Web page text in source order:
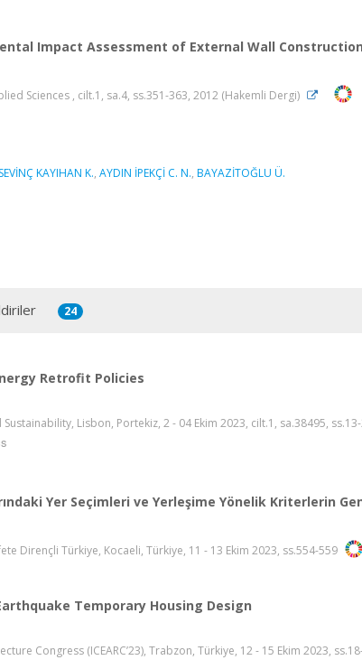
Impact Assessment of External Wall
Sciences , cilt.1, sa.4, ss.351-363, 2012 (Hakemli Dergi)
SEVİNÇ KAYIHAN K., AYDIN İPEKÇİ C. N., BAYAZİTOĞLU Ü.
24
Retrofit Policies
Lisbon, Portekiz, 2 - 04 Ekim 2023, cilt.1, sa.38495,
Yer Seçimleri ve Yerleşime Yönelik Kriterlerin
Dirençli Türkiye, Kocaeli, Türkiye, 11 - 13 Ekim 2023, ss.554-559
Temporary Housing Design
Congress (ICEARC’23), Trabzon, Türkiye, 12 - 15 Ekim 2023,